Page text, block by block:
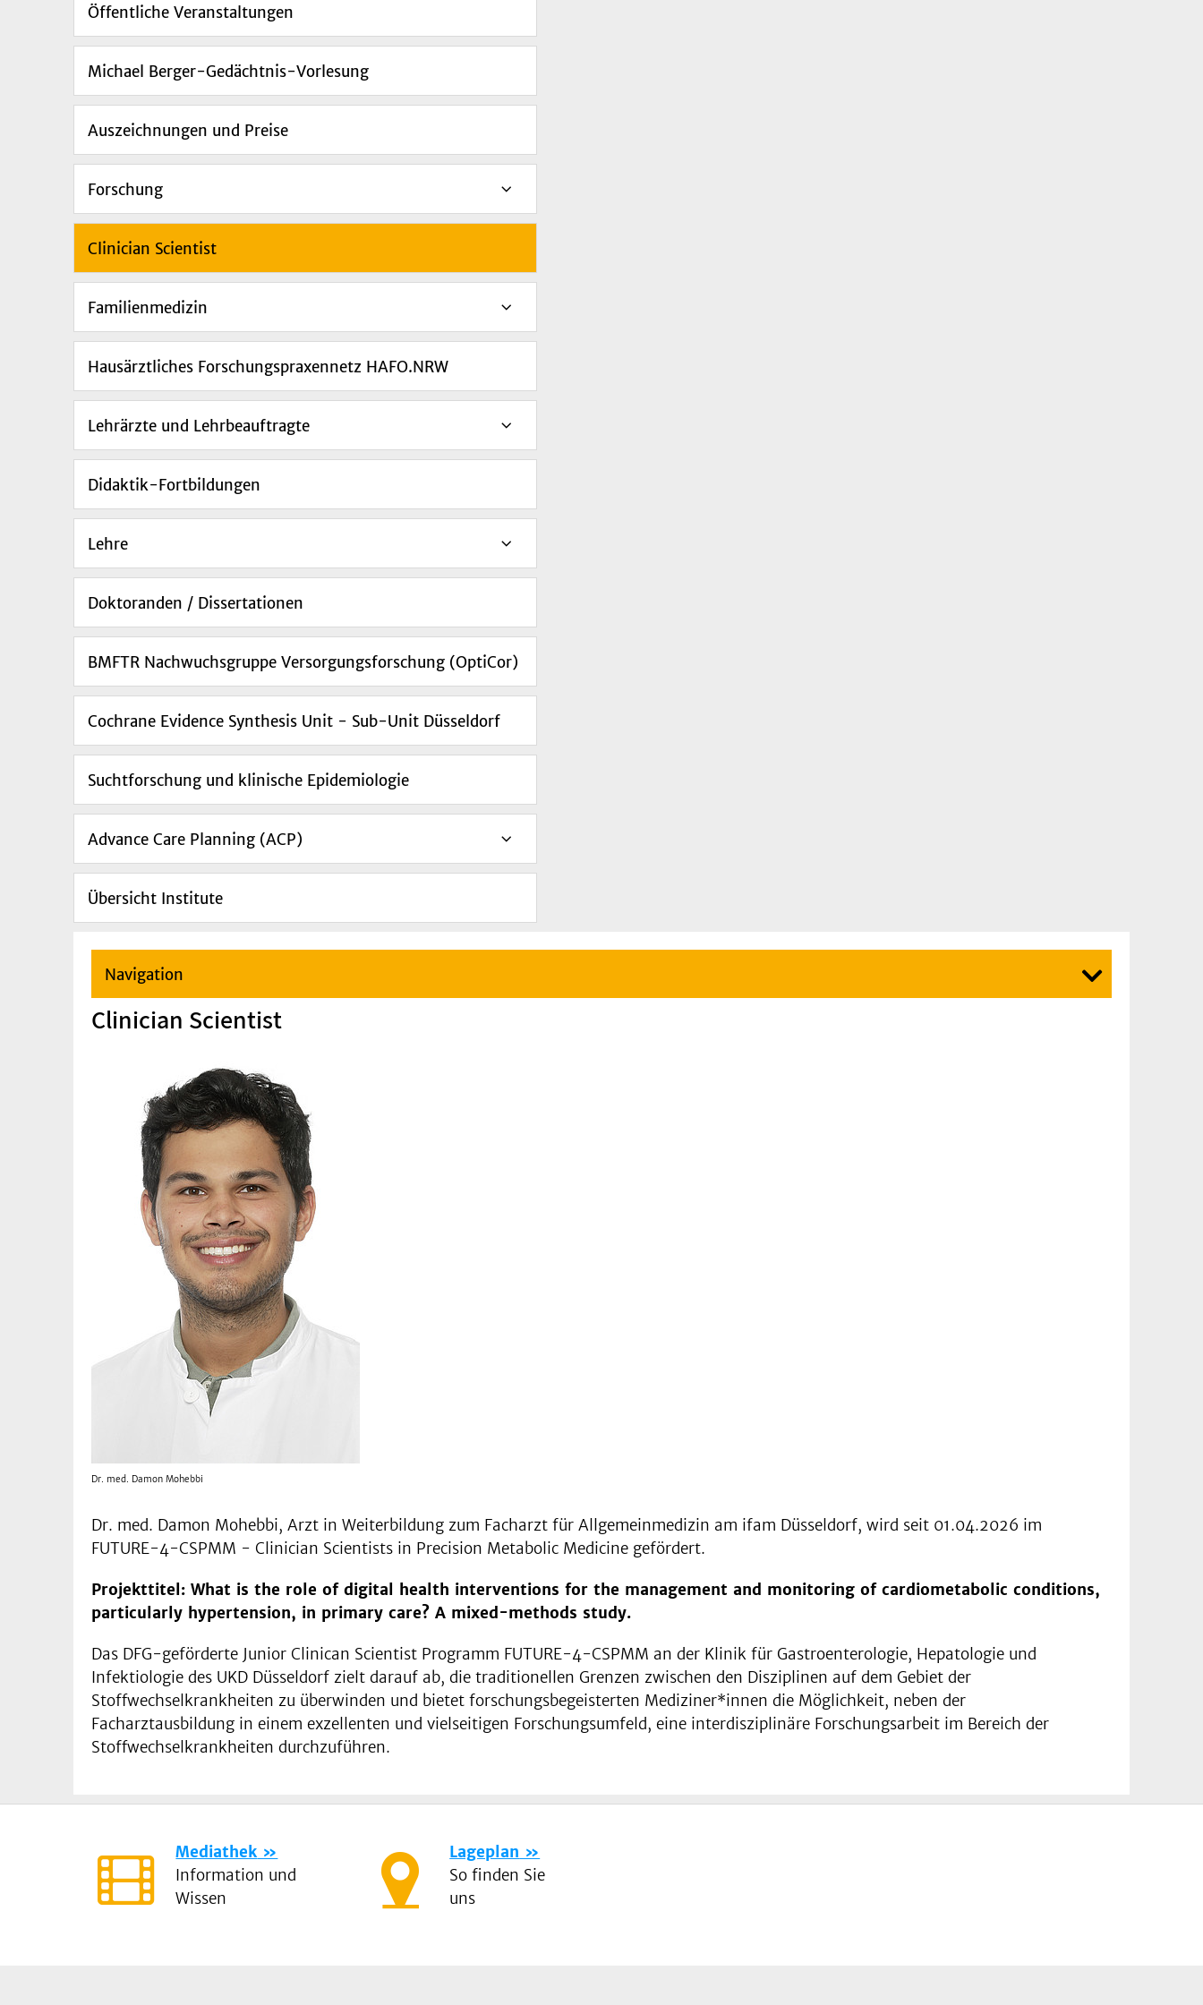
Öffentliche Veranstaltungen
Michael Berger-Gedächtnis-Vorlesung
Auszeichnungen und Preise
Forschung
Clinician Scientist
Familienmedizin
Hausärztliches Forschungspraxennetz HAFO.NRW
Lehrärzte und Lehrbeauftragte
Didaktik-Fortbildungen
Lehre
Doktoranden / Dissertationen
BMFTR Nachwuchsgruppe Versorgungsforschung (OptiCor)
Cochrane Evidence Synthesis Unit - Sub-Unit Düsseldorf
Suchtforschung und klinische Epidemiologie
Advance Care Planning (ACP)
Übersicht Institute
Navigation
Clinician Scientist
Dr. med. Damon Mohebbi
Dr. med. Damon Mohebbi, Arzt in Weiterbildung zum Facharzt für Allgemeinmedizin am ifam Düsseldorf, wird seit 01.04.2026 im
FUTURE-4-CSPMM - Clinician Scientists in Precision Metabolic Medicine gefördert.
Projekttitel: What is the role of digital health interventions for the management and monitoring of cardiometabolic conditions,
particularly hypertension, in primary care? A mixed-methods study.
Das DFG-geförderte Junior Clinican Scientist Programm FUTURE-4-CSPMM an der Klinik für Gastroenterologie, Hepatologie und
Infektiologie des UKD Düsseldorf zielt darauf ab, die traditionellen Grenzen zwischen den Disziplinen auf dem Gebiet der
Stoffwechselkrankheiten zu überwinden und bietet forschungsbegeisterten Mediziner*innen die Möglichkeit, neben der
Facharztausbildung in einem exzellenten und vielseitigen Forschungsumfeld, eine interdisziplinäre Forschungsarbeit im Bereich der
Stoffwechselkrankheiten durchzuführen.
Mediathek
Information und
Wissen
Lageplan
So finden Sie
uns